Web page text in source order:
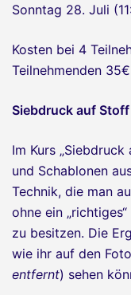
Sonntag 28. Juli
Kosten bei 4
Teilnehmenden 35€
Siebdruck auf Stoff
Im Kurs
und Schablonen
Technik, die man
ohne ein
zu besitzen. Die
wie ihr auf den
entfernt) sehen